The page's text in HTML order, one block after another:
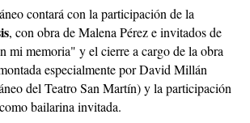
contará con la participación de la
, con obra de Malena Pérez e invitados de
mi memoria" y el cierre a cargo de la obra
especialmente por David Millán
del Teatro San Martín) y la participación
bailarina invitada.